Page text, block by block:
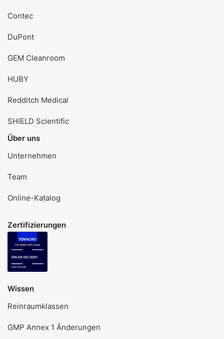
Contec
DuPont
GEM Cleanroom
HUBY
Redditch Medical
SHIELD Scientific
Über uns
Unternehmen
Team
Online-Katalog
Zertifizierungen
Wissen
Reinraumklassen
GMP Annex 1 Änderungen